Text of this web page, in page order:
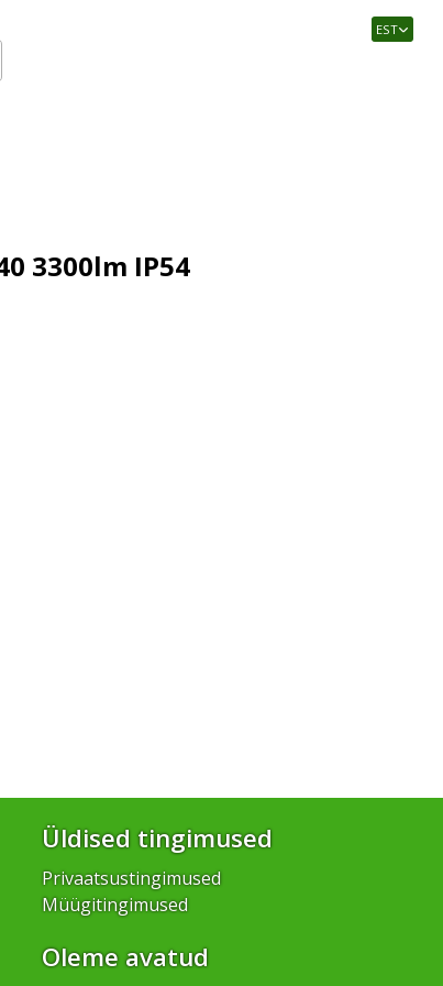
EST
3300lm IP54
Üldised tingimused
Privaatsustingimused
Müügitingimused
Oleme avatud